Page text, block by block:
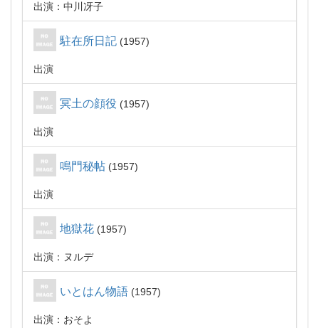
出演：中川冴子
駐在所日記 1957
出演
冥土の顔役 1957
出演
鳴門秘帖 1957
出演
地獄花 1957
出演：ヌルデ
いとはん物語 1957
出演：おそよ